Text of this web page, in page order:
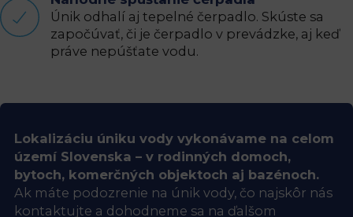
Únik odhalí aj tepelné čerpadlo. Skúste sa
započúvať, či je čerpadlo v prevádzke, aj keď
práve nepúšťate vodu.
Lokalizáciu úniku vody vykonávame na celom
území Slovenska – v rodinných domoch,
bytoch, komerčných objektoch aj bazénoch.
Ak máte podozrenie na únik vody, čo najskôr nás
kontaktujte a dohodneme sa na ďalšom